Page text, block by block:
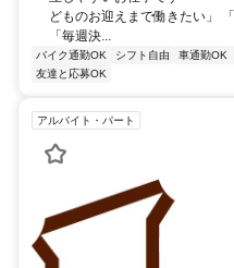
どものお迎えまで働きたい」
「毎週決...
バイク通勤OK シフト自由 車通勤OK
友達と応募OK
アルバイト・パート